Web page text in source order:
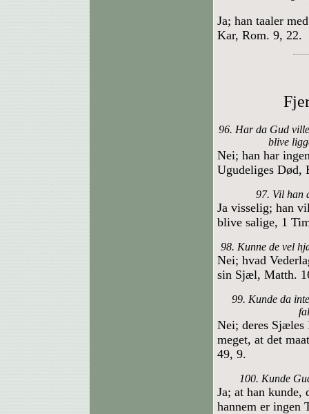
Ja; han taaler
Kar, Rom. 9, 22.
96. Har da Gud
blive
Nei; han har
Ugudeliges Død,
97. Vil han
Ja visselig; han
blive salige, 1
98. Kunne de vel
Nei; hvad
sin Sjæl, Matth.
99. Kunde da
Nei; deres Sjæles
meget, at det
49, 9.
100. Kunde
Ja; at han
hannem er ingen